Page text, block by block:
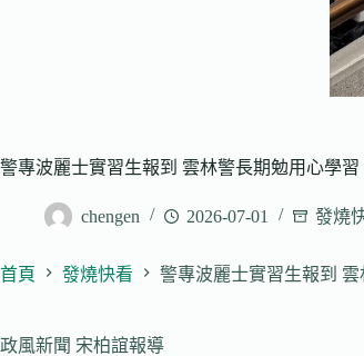
警專波麗士實習生報到 雲林警長期勉用心學習
chengen 2026-07-01 發燒
首頁 發燒快看 警專波麗士實習生報到
政風新聞 宋柏誼報導